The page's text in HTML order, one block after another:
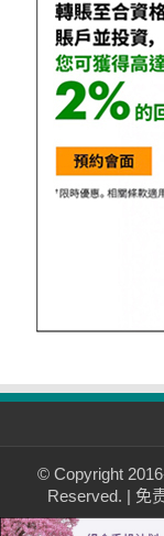
© Copyright
Reserved. | 免